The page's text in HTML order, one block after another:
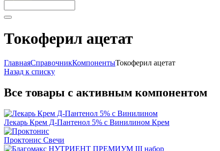
Токоферил ацетат
ГлавнаяСправочникКомпонентыТокоферил ацетат
Назад к списку
Все товары с активным компонентом
Лекарь Крем Д-Пантенол 5% с Винилином Крем
Проктонис Свечи